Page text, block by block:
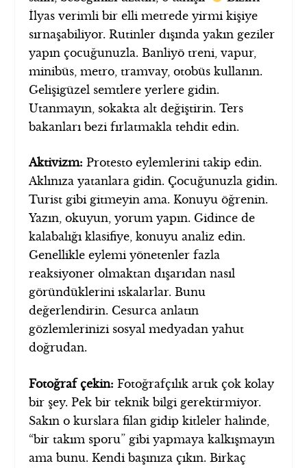
İlyas verimli bir elli metrede yirmi kişiye
sırnaşabiliyor. Rutinler dışında yakın geziler
yapın çocuğunuzla. Banliyö treni, vapur,
minibüs, metro, tramvay, otobüs kullanın.
Gelişigüzel semtlere yerlere gidin.
Utanmayın, sokakta alt değiştirin. Ters
bakanları bezi fırlatmakla tehdit edin.
Aktivizm:Protesto eylemlerini takip edin.
Aklınıza yatanlara gidin. Çocuğunuzla gidin.
Turist gibi gitmeyin ama. Konuyu öğrenin.
Yazın, okuyun, yorum yapın. Gidince de
kalabalığı klasifiye, konuyu analiz edin.
Genellikle eylemi yönetenler fazla
reaksiyoner olmaktan dışarıdan nasıl
göründüklerini ıskalarlar. Bunu
değerlendirin. Cesurca anlatın
gözlemlerinizi sosyal medyadan yahut
doğrudan.
Fotoğraf çekin:Fotoğrafçılık artık çok kolay
bir şey. Pek bir teknik bilgi gerektirmiyor.
Sakın o kurslara filan gidip kitleler halinde,
“bir takım sporu” gibi yapmaya kalkışmayın
ama bunu. Kendi başınıza çıkın. Birkaç